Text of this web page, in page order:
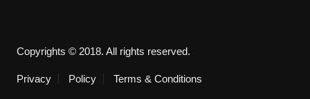
Copyrights © 2018. All rights reserved.
Privacy Policy Terms & Conditions